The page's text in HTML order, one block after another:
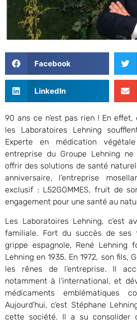
Facebook
LinkedIn
90 ans ce n’est pas rien ! En
les Laboratoires Lehning
Experte en médication
entreprise du Groupe Lehning ne
offrir des solutions de santé
anniversaire, l’entreprise
exclusif : L52GOMMES, fruit de
engagement pour une santé au
Les Laboratoires Lehning, c’est
familiale. Fort du succès de ses
grippe espagnole, René Lehning
Lehning en 1935. En 1972, son fils,
les rênes de l’entreprise. Il
notamment à l’international, et
médicaments emblématiques
Aujourd’hui, c’est Stéphane
cette société. Il a su consolider